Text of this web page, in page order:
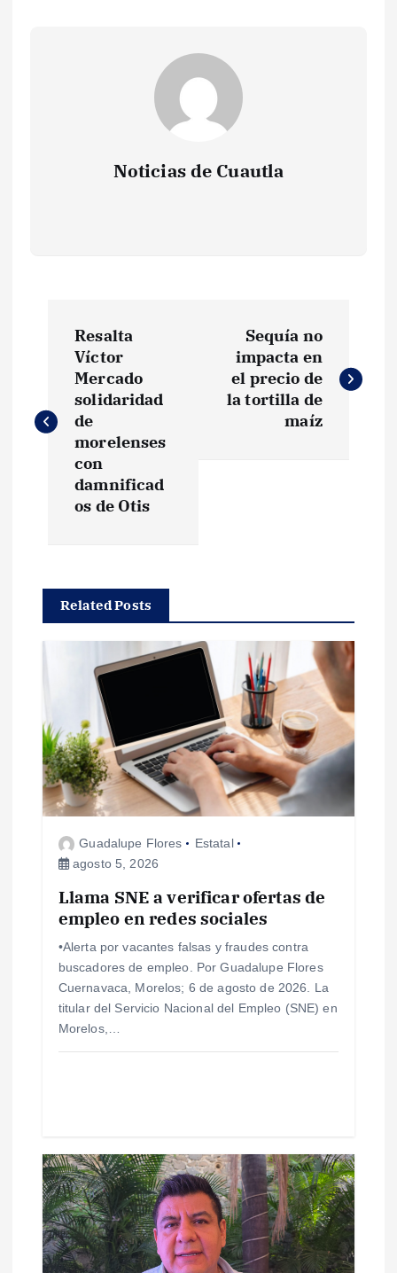
Noticias de Cuautla
v
c
n
d
e
s
Resalta
Víctor
Mercado
solidaridad
de
morelenses
con
damnificad
os de Otis
Sequía no
impacta en
el precio de
la tortilla de
maíz
Related Posts
Guadalupe Flores
Estatal
agosto 5, 2026
Llama SNE a verificar ofertas de
empleo en redes sociales
•Alerta por vacantes falsas y fraudes contra
buscadores de empleo. Por Guadalupe Flores
Cuernavaca, Morelos; 6 de agosto de 2026. La
titular del Servicio Nacional del Empleo (SNE) en
Morelos,…